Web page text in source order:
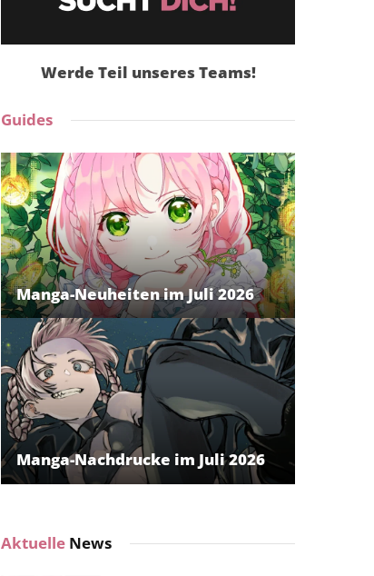
Werde Teil unseres Teams!
Guides
Manga-Neuheiten im Juli 2026
Manga-Nachdrucke im Juli 2026
Aktuelle News